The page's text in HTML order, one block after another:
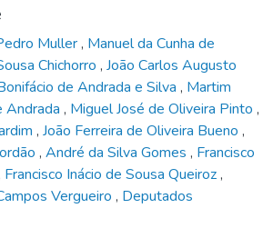
Muller, Manuel da Cunha de
Chichorro , João Carlos Augusto
de Andrada e Silva , Martim
Andrada , Miguel José de Oliveira Pinto ,
, João Ferreira de Oliveira Bueno ,
, André da Silva Gomes , Francisco
Francisco Inácio de Sousa Queiroz,
Vergueiro , Deputados